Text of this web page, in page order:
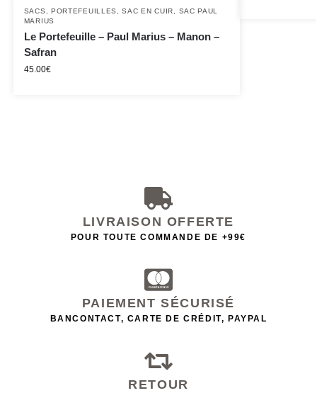
SACS PORTEFEUILLES ,SAC EN CUIR
SAC PAUL
MARIUS
Le Portefeuille – Paul Marius – Manon –
Safran
45.00€
LIVRAISON OFFERTE
POUR TOUTE COMMANDE DE +99€
PAIEMENT SÉCURISÉ
BANCONTACT, CARTE DE CRÉDIT, PAYPAL
RETOUR